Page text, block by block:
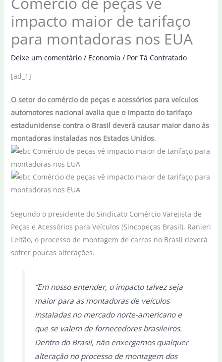
impacto maior de tarifaço
para montadoras nos EUA
Deixe um comentário / Economia / Por Tá Contratado
[ad_1]
O setor do comércio de peças e acessórios para veículos
automotores nacional avalia que o impacto do tarifaço
estadunidense contra o Brasil deverá causar maior dano às
montadoras instaladas nos Estados Unidos.
Segundo o presidente do Sindicato Comércio Varejista de
Peças e Acessórios para Veículos (Sincopeças Brasil), Ranieri
Leitão, o processo de montagem de carros no Brasil deverá
sofrer poucas alterações.
“Em nosso entender, o impacto talvez seja
maior para as montadoras de veículos
instaladas no mercado norte-americano e
que se valem de fornecedores brasileiros.
Dentro do Brasil, não enxergamos qualquer
alteração no processo de montagem dos